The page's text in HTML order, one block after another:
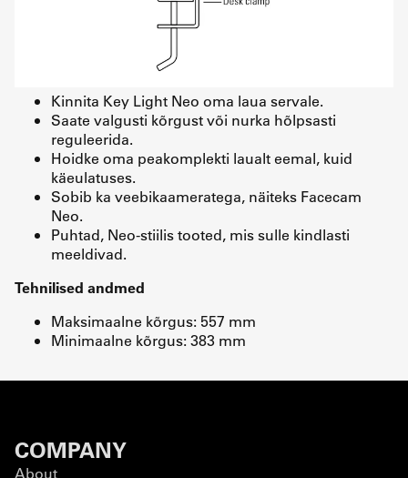
Kinnita Key Light Neo oma laua servale.
Saate valgusti kõrgust või nurka hõlpsasti
reguleerida.
Hoidke oma peakomplekti laualt eemal, kuid
käeulatuses.
Sobib ka veebikaameratega, näiteks Facecam
Neo.
Puhtad, Neo-stiilis tooted, mis sulle kindlasti
meeldivad.
Tehnilised andmed
Maksimaalne kõrgus: 557 mm
Minimaalne kõrgus: 383 mm
COMPANY
About